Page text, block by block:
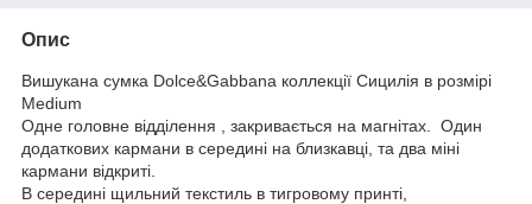
Опис
Вишукана сумка Dolce&Gabbana коллекції Сицилія в розмірі
Medium
Одне головне відділення , закривається на магнітах. Один
додаткових кармани в середині на близкавці, та два міні
кармани відкриті.
В середині щильний текстиль в тигровому принті,